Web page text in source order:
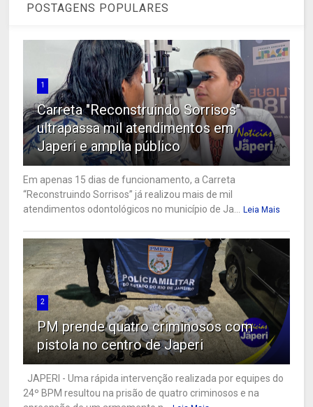
POSTAGENS POPULARES
1
Carreta "Reconstruindo Sorrisos"
ultrapassa mil atendimentos em
Japeri e amplia público
Em apenas 15 dias de funcionamento, a Carreta
“Reconstruindo Sorrisos” já realizou mais de mil
atendimentos odontológicos no município de Ja...
Leia Mais
2
PM prende quatro criminosos com
pistola no centro de Japeri
JAPERI - Uma rápida intervenção realizada por equipes do
24º BPM resultou na prisão de quatro criminosos e na